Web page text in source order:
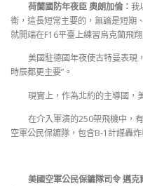
荷蘭國防年夜臣 奧朗加倫： 我
衛，這長短常主要的，無論是短期
就開端在F16平臺上練習烏克蘭飛翔
美國駐德國年夜使古特曼表現
時辰都更主要”。
現實上，作為北約的主導國，
在介入軍演的250架飛機中，
空軍公民保鑣隊，包含B-1計謀轟
美國空軍公民保鑣隊司令 邁克